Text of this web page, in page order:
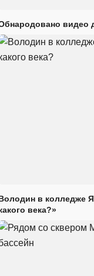
видео
в колледже
века?»